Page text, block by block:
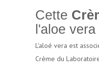
Cette
l'aloe
L'aloé vera est
Crème du